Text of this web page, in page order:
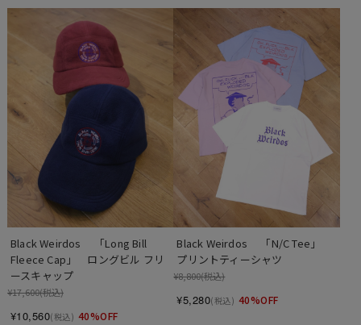
Black Weirdos 　「Long Bill
Fleece Cap」　ロングビル フリ
ースキャップ
¥17,600(税込)
¥10,560(税込) 40%OFF
Black Weirdos 　「N/C Tee」
プリントティーシャツ
¥8,800(税込)
¥5,280(税込) 40%OFF